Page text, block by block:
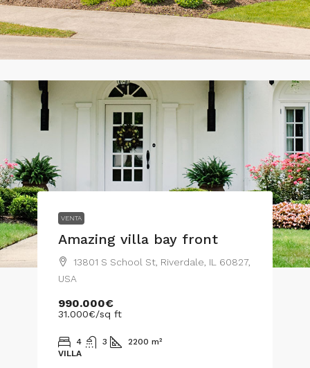
VENTA
Amazing villa bay front
13801 S School St, Riverdale, IL 60827,
USA
990.000€
31.000€/sq ft
4 3 2200 m²
VILLA